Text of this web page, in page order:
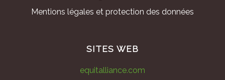
Mentions légales et protection des données
SITES WEB
equitalliance.com